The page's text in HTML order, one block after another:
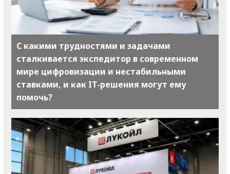
С какими трудностями и задачами
сталкивается экспедитор в современном
мире цифровизации и нестабильными
ставками, и как IT-решения могут ему
помочь?